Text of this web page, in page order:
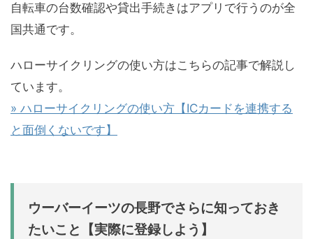
自転車の台数確認や貸出手続きはアプリで行うのが全
国共通です。
ハローサイクリングの使い方はこちらの記事で解説し
ています。
» ハローサイクリングの使い方【ICカードを連携する
と面倒くないです】
ウーバーイーツの長野でさらに知っておき
たいこと【実際に登録しよう】